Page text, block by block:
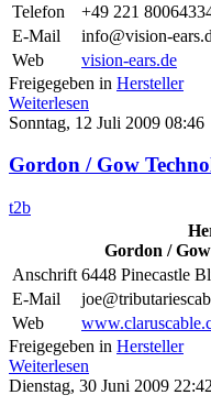
Telefon
+49 221
E-Mail
info@vision-
Web
vision-ears.de
Freigegeben in Hersteller
Weiterlesen
Sonntag, 12 Juli 2009 08:46
Gordon / Gow
t2b
Gordon /
Anschrift 6448 Pinecastle
E-Mail
Web
Freigegeben in Hersteller
Weiterlesen
Dienstag, 30 Juni 2009 22:42